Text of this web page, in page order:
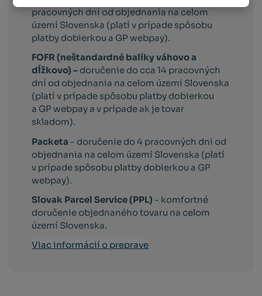
pracovných dni od objednania na celom
území Slovenska (platí v prípade spôsobu
platby dobierkou a GP webpay).
FOFR (neštandardné balíky váhovo a
dĺžkovo) – doručenie do cca 14 pracovných
dní od objednania na celom území Slovenska
(platí v prípade spôsobu platby dobierkou
a GP webpay a v prípade ak je tovar
skladom).
Packeta - doručenie do 4 pracovných dni od
objednania na celom území Slovenska (platí
v prípade spôsobu platby dobierkou a GP
webpay).
Slovak Parcel Service (PPL) - komfortné
doručenie objednaného tovaru na celom
území Slovenska.
Viac informácií o preprave